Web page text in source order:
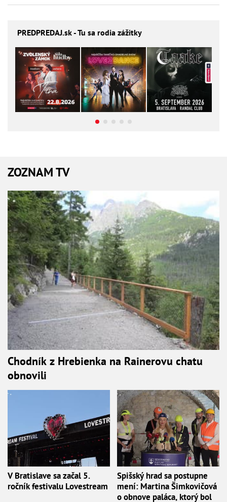
PREDPREDAJ.sk - Tu sa rodia zážitky
ZOZNAM TV
Chodník z Hrebienka na Rainerovu chatu
obnovili
V Bratislave sa začal 5.
ročník festivalu Lovestream
Spišský hrad sa postupne
mení: Martina Šimkovičová
o obnove paláca, ktorý bol